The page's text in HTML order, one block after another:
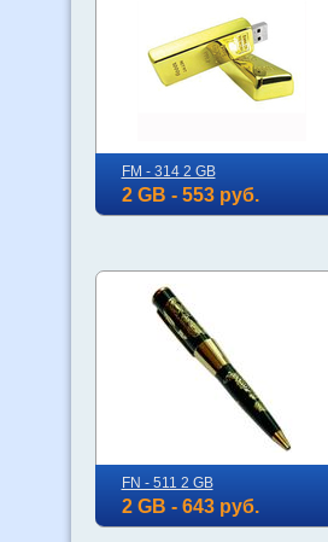
FM - 314 2 GB
2 GB - 553 руб.
FN - 511 2 GB
2 GB - 643 руб.